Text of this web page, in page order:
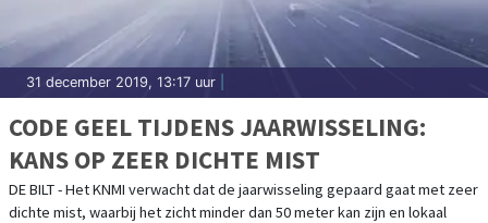
31 december 2019, 13:17 uur
CODE GEEL TIJDENS JAARWISSELING:
KANS OP ZEER DICHTE MIST
DE BILT - Het KNMI verwacht dat de jaarwisseling gepaard gaat met zeer
dichte mist, waarbij het zicht minder dan 50 meter kan zijn en lokaal